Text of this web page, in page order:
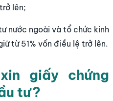
lên;
nước ngoài và tổ chức kinh
từ 51% vốn điều lệ trở lên.
giấy chứng
tư?